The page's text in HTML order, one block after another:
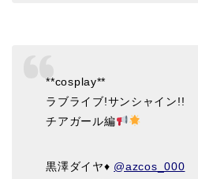
**cosplay**
ラブライブ!サンシャイン!!
チアガール編
黒澤ダイヤ♦️ @azcos_000